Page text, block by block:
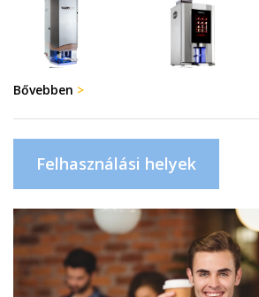
Bővebben >
Felhasználási helyek